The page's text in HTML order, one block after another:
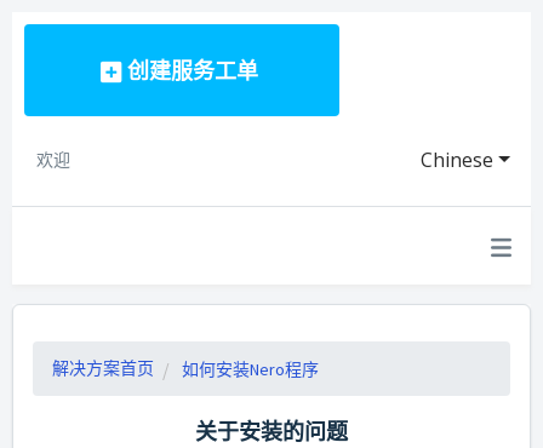
创建服务工单
Chinese
欢迎
解决方案首页 如何安装Nero程序
关于安装的问题